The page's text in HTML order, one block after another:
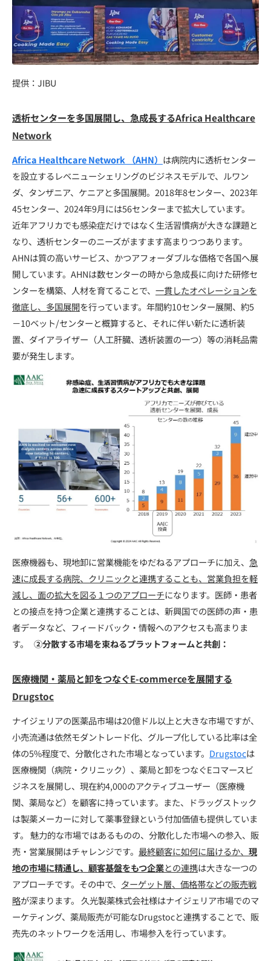
提供：JIBU
透析センターを多国展開し、急成長するAfrica Healthcare
Network
Africa Healthcare Network （AHN） は病院内に透析センター
を設立するレベニューシェリングのビジネスモデルで、ルワン
ダ、タンザニア、ケニアと多国展開。2018年8センター、2023年
45センター、2024年9月には56センターまで拡大しています。
近年アフリカでも感染症だけではなく生活習慣病が大きな課題と
なり、透析センターのニーズがますます高まりつつあります。
AHNは質の高いサービス、かつアフォーダブルな価格で各国へ展
開しています。AHNは数センターの時から急成長に向けた研修セ
ンターを構築、人材を育てることで、 一貫したオペレーションを
徹底し、多国展開を行っています。年間約10センター展開、約5
－10ベット/センターと概算すると、それに伴い新たに透析装
置、ダイアライザー（人工肝臓、透析装置の一つ）等の消耗品需
要が発生します。
医療機器も、現地卸に営業機能をゆだねるアプローチに加え、 急
速に成長する病院、クリニックと連携することも、営業負担を軽
減し、面の拡大を図る１つのアプローチになります。医師・患者
との接点を持つ企業と連携することは、新興国での医師の声・患
者データなど、フィードバック・情報へのアクセスも高まりま
す。 ②分散する市場を束ねるプラットフォームと共創：
医療機関・薬局と卸をつなぐE-commerceを展開する
Drugstoc
ナイジェリアの医薬品市場は20億ドル以上と大きな市場ですが、
小売流通は依然モダントレード化、グループ化している比率は全
体の5%程度で、分散化された市場となっています。 Drugstocは
医療機関（病院・クリニック）、薬局と卸をつなぐEコマースビ
ジネスを展開し、現在約4,000のアクティブユーザー（医療機
関、薬局など）を顧客に持っています。また、ドラッグストック
は製薬メーカーに対して薬事登録という付加価値も提供していま
す。 魅力的な市場ではあるものの、分散化した市場への参入、販
売・営業展開はチャレンジです。 最終顧客に如何に届けるか、 現
地の市場に精通し、顧客基盤をもつ企業との連携は大きな一つの
アプローチです。その中で、 ターゲット層、価格帯などの販売戦
略が深まります。 久光製薬株式会社様はナイジェリア市場でのマ
ーケティング、薬局販売が可能なDrugstocと連携することで、販
売先のネットワークを活用し、市場参入を行っています。